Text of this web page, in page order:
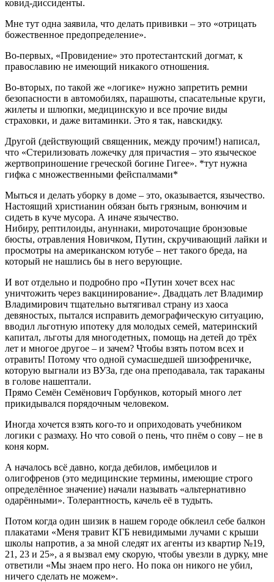
ковид-диссиденты.
Мне тут одна заявила, что делать прививки – это «отрицать
божественное предопределение».
Во-первых, «Провидение» это протестантский догмат, к
православию не имеющий никакого отношения.
Во-вторых, по такой же «логике» нужно запретить ремни
безопасности в автомобилях, парашюты, спасательные круги,
жилеты и шлюпки, медицинскую и все прочие виды
страховки, и даже витаминки. Это я так, навскидку.
Другой (действующий священник, между прочим!) написал,
что «Стерилизовать ложечку для причастия – это языческое
жертвоприношение греческой богине Гигее». *тут нужна
гифка с множественными фейспалмами*
Мыться и делать уборку в доме – это, оказывается, язычество.
Настоящий христианин обязан быть грязным, вонючим и
сидеть в куче мусора. А иначе язычество.
Нибиру, рептилоиды, ануннаки, мироточащие бронзовые
бюсты, отравления Новичком, Путин, скручивающий лайки и
просмотры на американском ютубе – нет такого бреда, на
который не нашлись бы в него верующие.
И вот отдельно и подробно про «Путин хочет всех нас
уничтожить через вакцинирование». Двадцать лет Владимир
Владимирович тщательно вытягивал страну из хаоса
девяностых, пытался исправить демографическую ситуацию,
вводил льготную ипотеку для молодых семей, материнский
капитал, льготы для многодетных, помощь на детей до трёх
лет и многое другое – и зачем? Чтобы взять потом всех и
отравить! Потому что одной сумасшедшей шизофреничке,
которую выгнали из ВУЗа, где она преподавала, так тараканы
в голове нашептали.
Прямо Семён Семёнович Горбунков, который много лет
прикидывался порядочным человеком.
Иногда хочется взять кого-то и оприходовать учебником
логики с размаху. Но что совой о пень, что пнём о сову – не в
коня корм.
А началось всё давно, когда дебилов, имбецилов и
олигофренов (это медицинские термины, имеющие строго
определённое значение) начали называть «альтернативно
одарёнными». Толерантность, качель её в тудыть.
Потом когда один шизик в нашем городе обклеил себе балкон
плакатами «Меня травит КГБ невидимыми лучами с крыши
школы напротив, а за мной следят их агенты из квартир №19,
21, 23 и 25», а я вызвал ему скорую, чтобы увезли в дурку, мне
ответили «Мы знаем про него. Но пока он никого не убил,
ничего сделать не можем».